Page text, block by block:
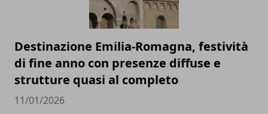
Destinazione Emilia-Romagna, festività
di fine anno con presenze diffuse e
strutture quasi al completo
11/01/2026